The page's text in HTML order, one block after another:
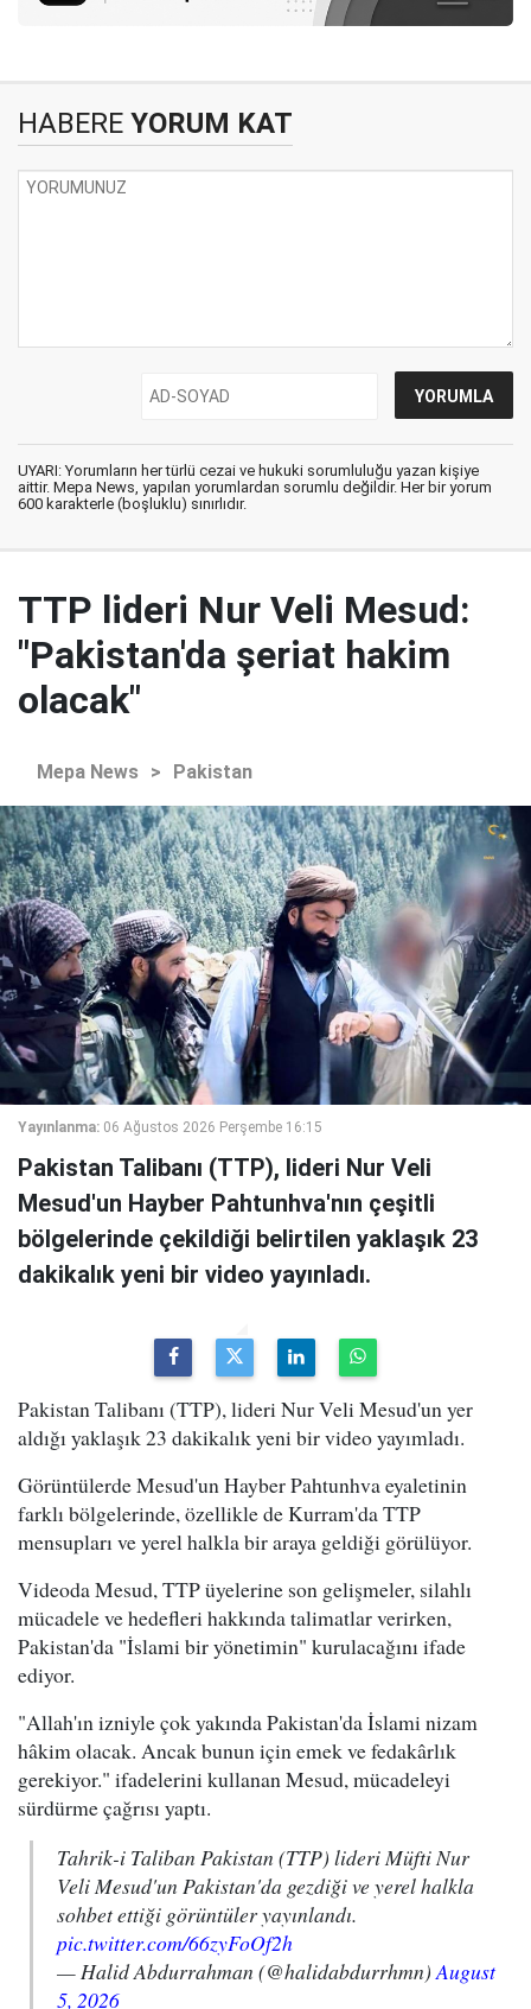
HABERE YORUM KAT
UYARI: Yorumların her türlü cezai ve hukuki sorumluluğu yazan kişiye
aittir. Mepa News, yapılan yorumlardan sorumlu değildir. Her bir yorum
600 karakterle (boşluklu) sınırlıdır.
TTP lideri Nur Veli Mesud:
"Pakistan'da şeriat hakim
olacak"
Mepa News > Pakistan
Yayınlanma: 06 Ağustos 2026 Perşembe 16:15
Pakistan Talibanı (TTP), lideri Nur Veli
Mesud'un Hayber Pahtunhva'nın çeşitli
bölgelerinde çekildiği belirtilen yaklaşık 23
dakikalık yeni bir video yayınladı.
Pakistan Talibanı (TTP), lideri Nur Veli Mesud'un yer
aldığı yaklaşık 23 dakikalık yeni bir video yayımladı.
Görüntülerde Mesud'un Hayber Pahtunhva eyaletinin
farklı bölgelerinde, özellikle de Kurram'da TTP
mensupları ve yerel halkla bir araya geldiği görülüyor.
Videoda Mesud, TTP üyelerine son gelişmeler, silahlı
mücadele ve hedefleri hakkında talimatlar verirken,
Pakistan'da "İslami bir yönetimin" kurulacağını ifade
ediyor.
"Allah'ın izniyle çok yakında Pakistan'da İslami nizam
hâkim olacak. Ancak bunun için emek ve fedakârlık
gerekiyor." ifadelerini kullanan Mesud, mücadeleyi
sürdürme çağrısı yaptı.
Tahrik-i Taliban Pakistan (TTP) lideri Müfti Nur
Veli Mesud'un Pakistan'da gezdiği ve yerel halkla
sohbet ettiği görüntüler yayınlandı.
pic.twitter.com/66zyFoOf2h
— Halid Abdurrahman (@halidabdurrhmn)August
5, 2026